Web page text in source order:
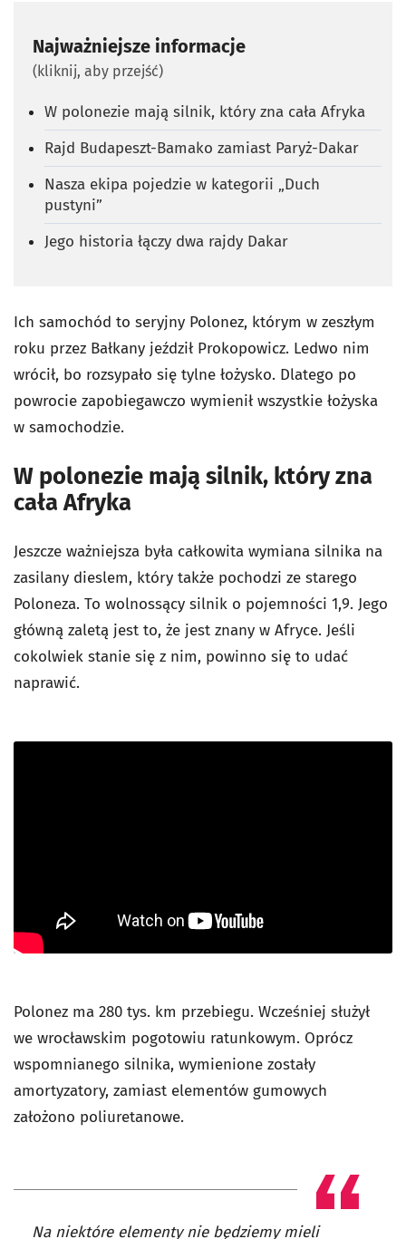
Najważniejsze informacje
(kliknij, aby przejść)
W polonezie mają silnik, który zna cała Afryka
Rajd Budapeszt-Bamako zamiast Paryż-Dakar
Nasza ekipa pojedzie w kategorii „Duch
pustyni”
Jego historia łączy dwa rajdy Dakar
Ich samochód to seryjny Polonez, którym w zeszłym
roku przez Bałkany jeździł Prokopowicz. Ledwo nim
wrócił, bo rozsypało się tylne łożysko. Dlatego po
powrocie zapobiegawczo wymienił wszystkie łożyska
w samochodzie.
W polonezie mają silnik, który zna
cała Afryka
Jeszcze ważniejsza była całkowita wymiana silnika na
zasilany dieslem, który także pochodzi ze starego
Poloneza. To wolnossący silnik o pojemności 1,9. Jego
główną zaletą jest to, że jest znany w Afryce. Jeśli
cokolwiek stanie się z nim, powinno się to udać
naprawić.
Polonez ma 280 tys. km przebiegu. Wcześniej służył
we wrocławskim pogotowiu ratunkowym. Oprócz
wspomnianego silnika, wymienione zostały
amortyzatory, zamiast elementów gumowych
założono poliuretanowe.
Na niektóre elementy nie będziemy mieli